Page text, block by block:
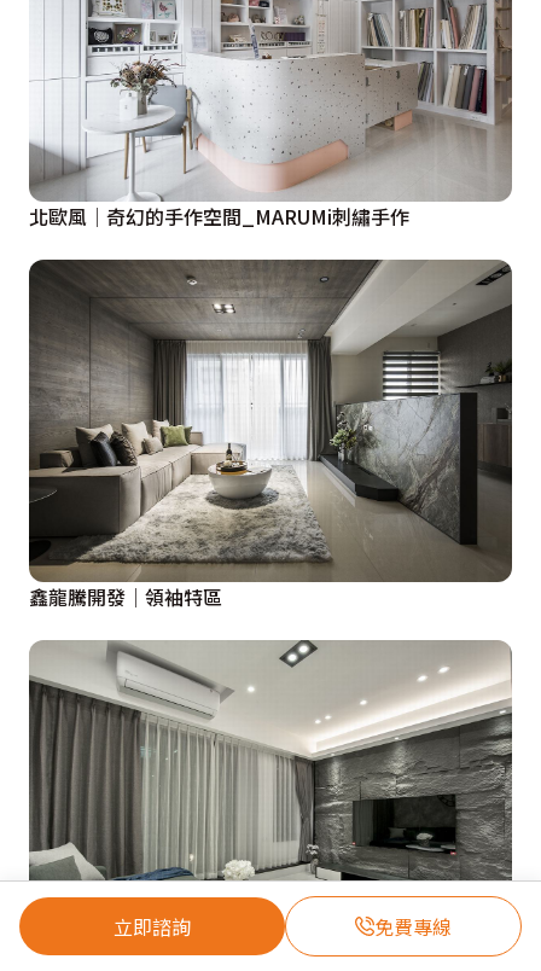
立即諮詢 免費專線
北歐風│奇幻的手作空間_MARUMi刺繡手作
鑫龍騰開發│領袖特區